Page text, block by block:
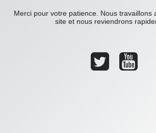
Merci pour votre patience. Nous travaillons
site et nous reviendrons